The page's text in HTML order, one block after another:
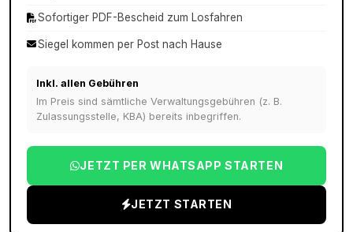
Sofortiger PDF-Bescheid zum Losfahren
Siegel kommen per Post nach Hause
Inkl. allen Gebühren
Im Preis sind sämtliche Verwaltungsgebühren (z. B.
Zulassungsstelle, KBA) bereits inbegriffen.
JETZT PER WHATSAPP STARTEN
JETZT STARTEN